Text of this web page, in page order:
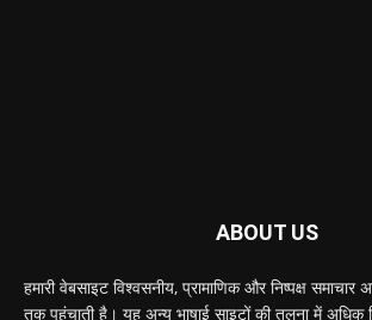
ABOUT US
हमारी वेबसाइट विश्वसनीय, प्रामाणिक और निष्पक्ष समाचार
तक पहुंचाती है। यह अन्य भाषाई साइटों की तुलना में अधिक